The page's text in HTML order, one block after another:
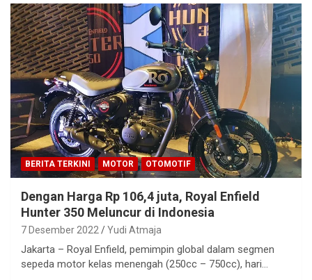
BERITA TERKINI MOTOR OTOMOTIF
Dengan Harga Rp 106,4 juta, Royal Enfield
Hunter 350 Meluncur di Indonesia
7 Desember 2022 Yudi Atmaja
Jakarta – Royal Enfield, pemimpin global dalam segmen
sepeda motor kelas menengah (250cc – 750cc), hari…